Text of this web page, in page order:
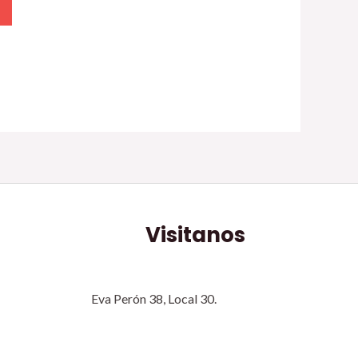
Visitanos
Eva Perón 38, Local 30.